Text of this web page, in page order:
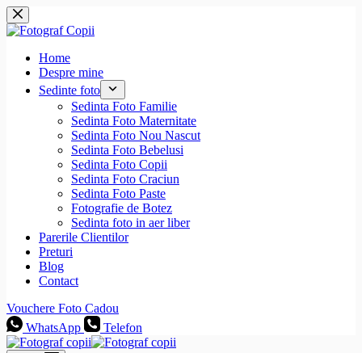
Sari
la
conținut
Home
Despre mine
Sedinte foto
Sedinta Foto Familie
Sedinta Foto Maternitate
Sedinta Foto Nou Nascut
Sedinta Foto Bebelusi
Sedinta Foto Copii
Sedinta Foto Craciun
Sedinta Foto Paste
Fotografie de Botez
Sedinta foto in aer liber
Parerile Clientilor
Preturi
Blog
Contact
Vouchere Foto Cadou
WhatsApp
Telefon